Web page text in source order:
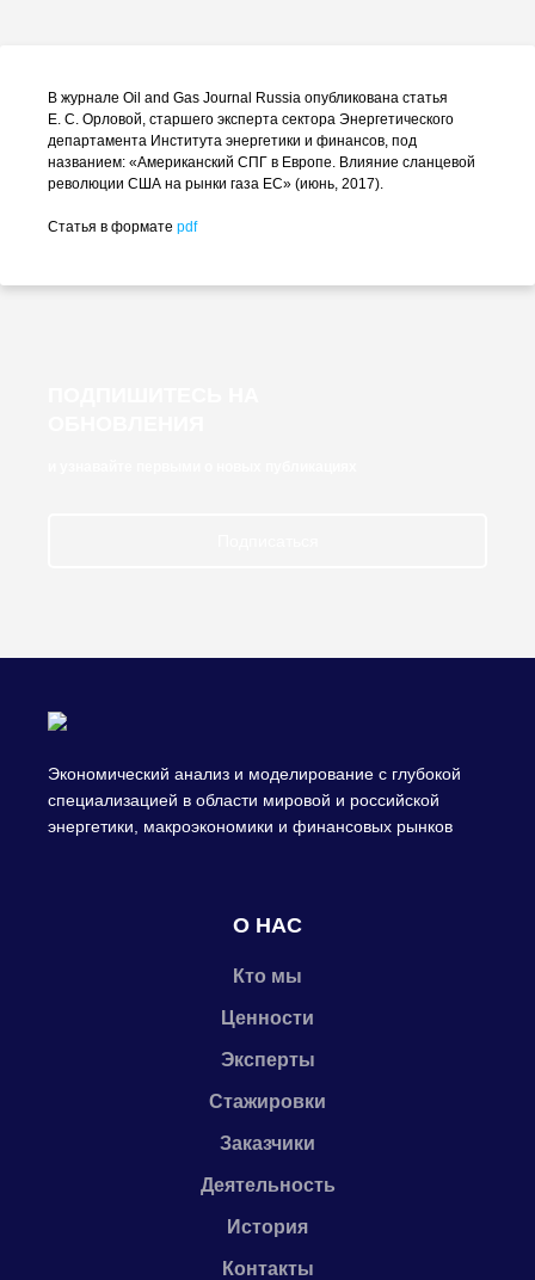
В журнале Oil and Gas Journal Russia опубликована статья
Е. С. Орловой, старшего эксперта сектора Энергетического
департамента Института энергетики и финансов, под
названием: «Американский СПГ в Европе. Влияние сланцевой
революции США на рынки газа ЕС» (июнь, 2017).
Статья в формате pdf
Экономический анализ и моделирование с глубокой
специализацией в области мировой и российской
энергетики, макроэкономики и финансовых рынков
О НАС
Кто мы
Ценности
Эксперты
Стажировки
Заказчики
Деятельность
История
Контакты